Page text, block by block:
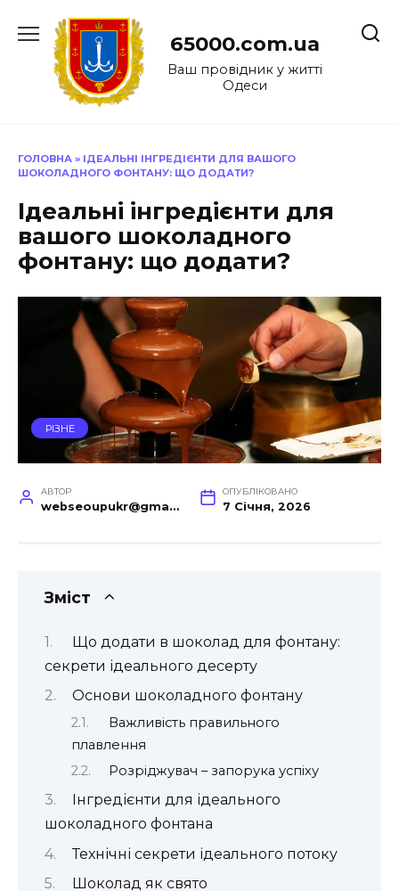
до
65000.com.ua
Ваш провідник у житті
Одеси
ГОЛОВНА » ІДЕАЛЬНІ ІНГРЕДІЄНТИ ДЛЯ ВАШОГО
ШОКОЛАДНОГО ФОНТАНУ: ЩО ДОДАТИ?
Ідеальні інгредієнти для
вашого шоколадного
фонтану: що додати?
РІЗНЕ
АВТОР
webseoupukr@gmail.com
ОПУБЛІКОВАНО
7 Січня, 2026
Зміст
Що додати в шоколад для фонтану:
секрети ідеального десерту
Основи шоколадного фонтану
Важливість правильного
плавлення
Розріджувач – запорука успіху
Інгредієнти для ідеального
шоколадного фонтана
Технічні секрети ідеального потоку
Шоколад як свято